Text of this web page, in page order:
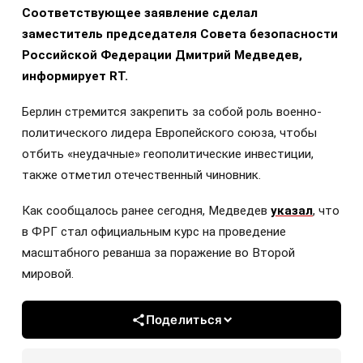
Соответствующее заявление сделал
заместитель председателя Совета безопасности
Российской Федерации Дмитрий Медведев,
информирует RT.
Берлин стремится закрепить за собой роль военно-
политического лидера Европейского союза, чтобы
отбить «неудачные» геополитические инвестиции,
также отметил отечественный чиновник.
Как сообщалось ранее сегодня, Медведев указал, что
в ФРГ стал официальным курс на проведение
масштабного реванша за поражение во Второй
мировой.
Поделиться